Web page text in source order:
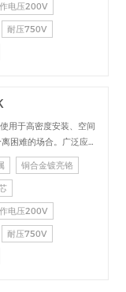
电压200V
耐压750V
用于高密度安装、空间
困难的场合。广泛应用
疗设备、测试检测设
、工业控制等场合的交
信号连接传输。
铜合金镀亮铬
电压200V
耐压750V